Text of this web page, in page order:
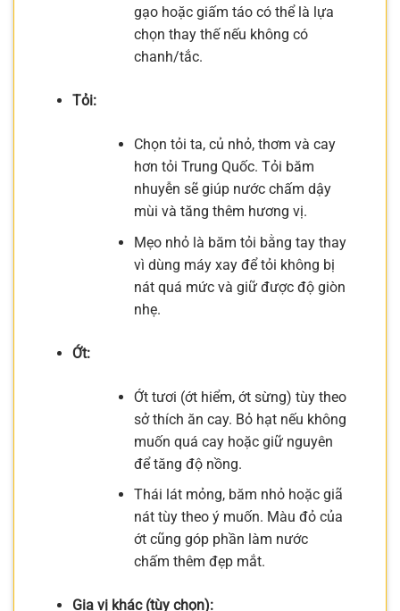
gạo hoặc giấm táo có thể là lựa
chọn thay thế nếu không có
chanh/tắc.
Tỏi:
Chọn tỏi ta, củ nhỏ, thơm và cay
hơn tỏi Trung Quốc. Tỏi băm
nhuyễn sẽ giúp nước chấm dậy
mùi và tăng thêm hương vị.
Mẹo nhỏ là băm tỏi bằng tay thay
vì dùng máy xay để tỏi không bị
nát quá mức và giữ được độ giòn
nhẹ.
Ớt:
Ớt tươi (ớt hiểm, ớt sừng) tùy theo
sở thích ăn cay. Bỏ hạt nếu không
muốn quá cay hoặc giữ nguyên
để tăng độ nồng.
Thái lát mỏng, băm nhỏ hoặc giã
nát tùy theo ý muốn. Màu đỏ của
ớt cũng góp phần làm nước
chấm thêm đẹp mắt.
Gia vị khác (tùy chọn):